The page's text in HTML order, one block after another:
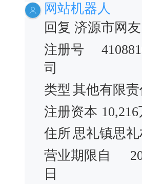
网站机器人
回复 济源市网友
注册号
司
类型 其他有限责
注册资本
住所思礼镇思
营业期限自
日